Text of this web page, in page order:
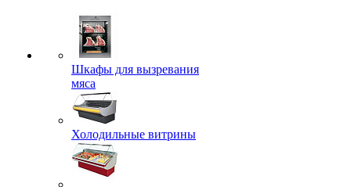
Шкафы для вызревания
мяса
Холодильные витрины